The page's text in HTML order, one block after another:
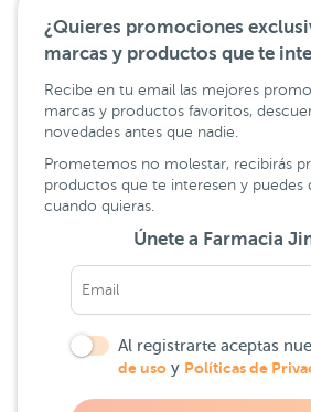
¿Quieres promociones
marcas y productos que te
Recibe en tu email las mejores
marcas y productos favoritos,
novedades antes que nadie.
Prometemos no molestar, recibirás
productos que te interesen y puedes
cuando quieras.
Únete a Farmacia
Al registrarte aceptas
de uso y Políticas de